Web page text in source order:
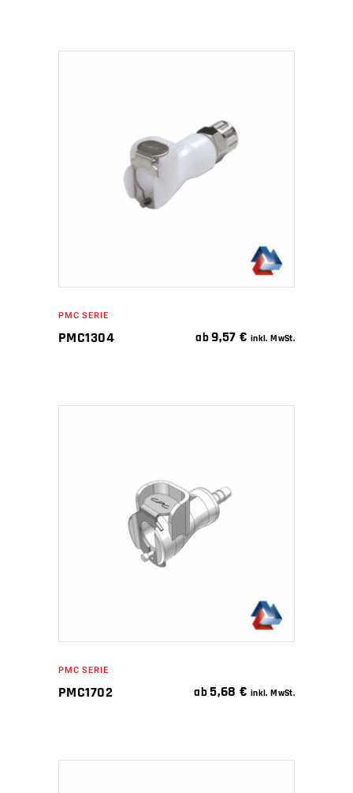
IN DEN WARENKORB
PMC SERIE
PMC1304 ab9,57€ inkl. MwSt.
IN DEN WARENKORB
PMC SERIE
PMC1702 ab5,68€ inkl. MwSt.